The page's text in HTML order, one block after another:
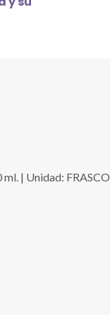
| Unidad: FRASCO